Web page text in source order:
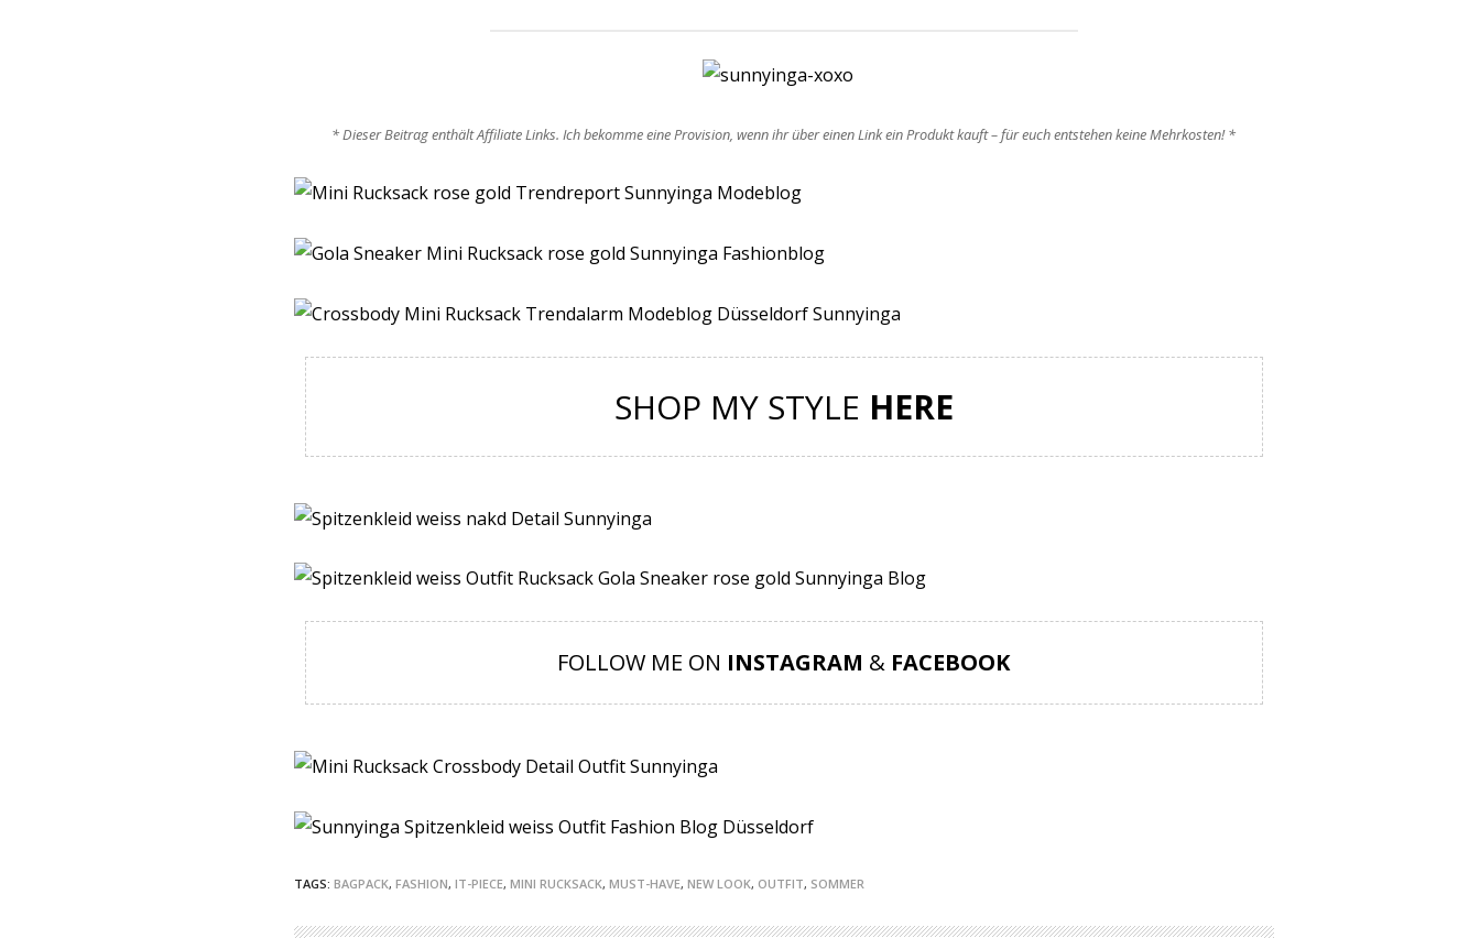
* Dieser Beitrag enthält Affiliate Links. Ich bekomme eine Provision, wenn ihr über einen Link ein Produkt kauft – für euch entstehen keine Mehrkosten! *
SHOP MY STYLE HERE
FOLLOW ME ON INSTAGRAM & FACEBOOK
TAGS: BAGPACK, FASHION, IT-PIECE, MINI RUCKSACK, MUST-HAVE, NEW LOOK, OUTFIT, SOMMER